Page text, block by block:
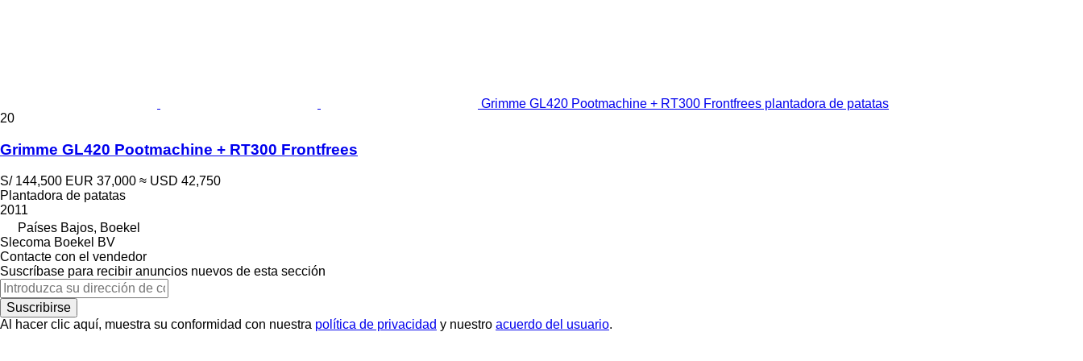
Grimme GL420 Pootmachine + RT300 Frontfrees plantadora de patatas
20
Grimme GL420 Pootmachine + RT300 Frontfrees
S/ 144,500 EUR 37,000 ≈ USD 42,750
Plantadora de patatas
2011
Países Bajos, Boekel
Slecoma Boekel BV
Contacte con el vendedor
Suscríbase para recibir anuncios nuevos de esta sección
Suscribirse
Al hacer clic aquí, muestra su conformidad con nuestra política de privacidad y nuestro acuerdo del usuario.